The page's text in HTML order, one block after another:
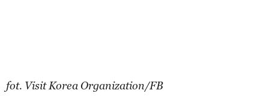
fot. Visit Korea Organization/FB